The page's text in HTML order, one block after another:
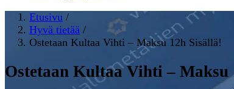
Etusivu /
Hyvä tietää /
Ostetaan Kultaa Vihti – Maksu 12h Sisällä!
Ostetaan Kultaa Vihti – Maksu